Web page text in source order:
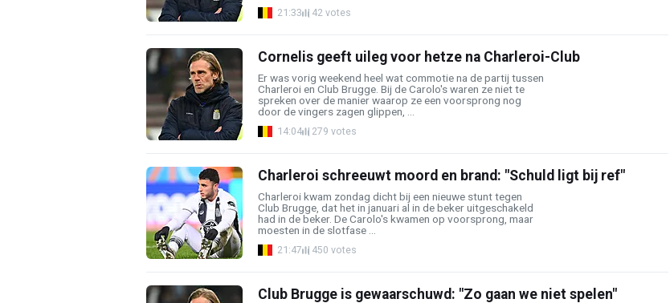
21:33 42 votes
Cornelis geeft uileg voor hetze na Charleroi-Club
Er was vorig weekend heel wat commotie na de partij tussen
Charleroi en Club Brugge. Bij de Carolo's waren ze niet te
spreken over de manier waarop ze een voorsprong nog
door de vingers zagen glippen, ...
14:04 279 votes
Charleroi schreeuwt moord en brand: "Schuld ligt bij ref"
Charleroi kwam zondag dicht bij een nieuwe stunt tegen
Club Brugge, dat het in januari al in de beker uitgeschakeld
had in de beker. De Carolo's kwamen op voorsprong, maar
moesten in de slotfase ...
21:47 450 votes
Club Brugge is gewaarschuwd: "Zo gaan we niet spelen"